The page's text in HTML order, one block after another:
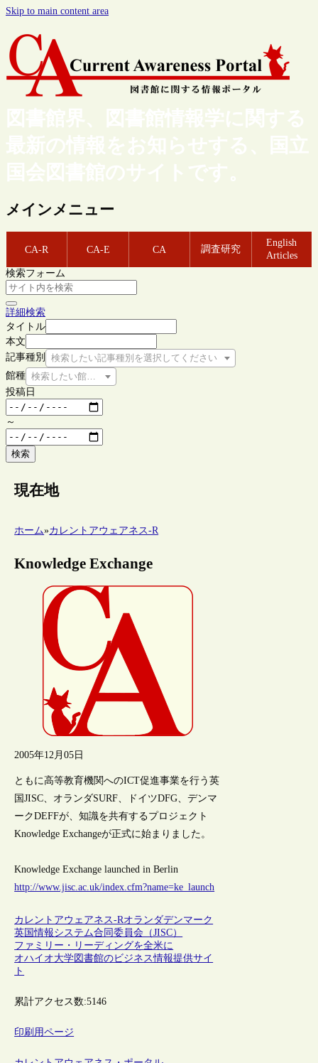
Skip to main content area
図書館界、図書館情報学に関する
最新の情報をお知らせする、国立
国会図書館のサイトです。
メインメニュー
CA-R CA-E CA 調査研究
English
Articles
検索フォーム
詳細検索
タイトル
本文
記事種別
検索したい記事種別を選択してください
館種 検索したい館種を選択してください
投稿日
～
検索
現在地
ホーム»カレントアウェアネス-R
Knowledge Exchange
2005年12月05日
ともに高等教育機関へのICT促進事業を行う英
国JISC、オランダSURF、ドイツDFG、デンマ
ークDEFFが、知識を共有するプロジェクト
Knowledge Exchangeが正式に始まりました。
Knowledge Exchange launched in Berlin
http://www.jisc.ac.uk/index.cfm?name=ke_launch
カレントアウェアネス-Rオランダデンマーク
英国情報システム合同委員会（JISC）
ファミリー・リーディングを全米に
オハイオ大学図書館のビジネス情報提供サイ
ト
累計アクセス数:5146
印刷用ページ